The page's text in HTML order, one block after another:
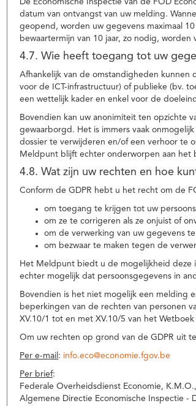
De Economische Inspectie van de FOD
datum van ontvangst van uw melding.
geopend, worden uw gegevens maximaal
bewaartermijn van 10 jaar, zo nodig,
4.7. Wie heeft toegang tot uw
Afhankelijk van de omstandigheden
voor de ICT-infrastructuur) of publieke (bv.
een wettelijk kader en enkel voor de
Bovendien kan uw anonimiteit ten opzichte
gewaarborgd. Het is immers vaak
dossier te verwijderen en/of een verhoor te
Meldpunt blijft echter onderworpen aan het
4.8. Wat zijn uw rechten en hoe
Conform de GDPR hebt u het recht om de
om toegang te krijgen tot uw
om ze te corrigeren als ze onjuist of
om de verwerking van uw gegevens
om bezwaar te maken tegen de
Het Meldpunt biedt u de mogelijkheid deze
echter mogelijk dat persoonsgegevens in
Bovendien is het niet mogelijk een melding
beperkingen van de rechten van personen
XV.10/1 tot en met XV.10/5 van het
Om uw rechten op grond van de GDPR uit
Per e-mail : info.eco@economie.fgov.be
Per brief:
Federale Overheidsdienst Economie,
Algemene Directie Economische Inspectie -